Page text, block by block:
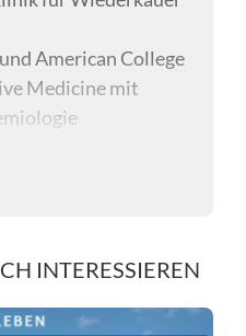
American College
Medicine mit
Effekten
über Effekte von
auf das
INTERESSIEREN